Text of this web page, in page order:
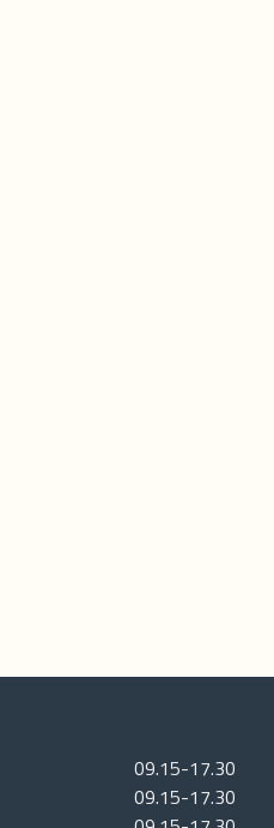
09.15-17.30
09.15-17.30